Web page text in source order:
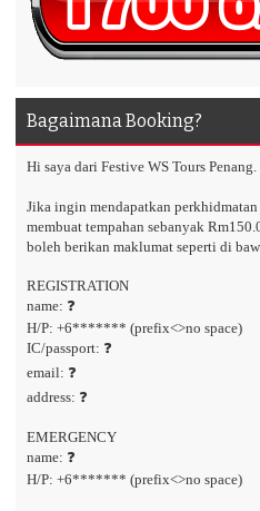
Bagaimana Booking?
Hi saya dari Festive WS Tours Penang.
Jika ingin mendapatkan perkhidmatan
membuat tempahan sebanyak
boleh berikan maklumat seperti di
REGISTRATION
name: ❓
H/P: +6******* (prefix<>no space)
IC/passport: ❓
email: ❓
address: ❓
EMERGENCY
name: ❓
H/P: +6******* (prefix<>no space)